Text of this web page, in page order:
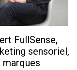
FullSense,
sensoriel,
marques